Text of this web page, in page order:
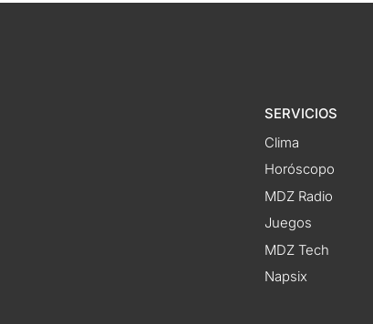
SERVICIOS
Clima
Horóscopo
MDZ Radio
Juegos
MDZ Tech
Napsix